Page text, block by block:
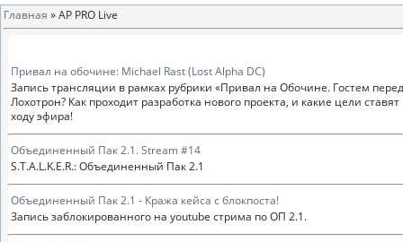
Главная »AP PRO Live
Привал на обочине: Michael Rast (Lost Alpha DC)
Запись трансляции в рамках рубрики «Привал на Обочине. Гостем
Лохотрон? Как проходит разработка нового проекта, и какие цели
ходу эфира!
Объединенный Пак 2.1. Stream #14
S.T.A.L.K.E.R.: Объединенный Пак 2.1
Объединенный Пак 2.1 - Кража кейса с блокпоста!
Запись заблокированного на youtube стрима по ОП 2.1.